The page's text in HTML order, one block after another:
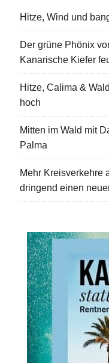
Hitze, Wind und
Der grüne Phönix
Kanarische Kiefer
Hitze, Calima &
hoch
Mitten im Wald mit
Palma
Mehr Kreisverkehre
dringend einen